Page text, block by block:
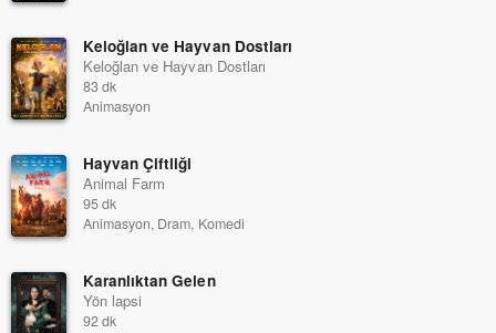
Keloğlan ve Hayvan Dostları
Keloğlan ve Hayvan Dostları
83 dk
Animasyon
Hayvan Çiftliği
Animal Farm
95 dk
Animasyon, Dram, Komedi
Karanlıktan Gelen
Yön lapsi
92 dk